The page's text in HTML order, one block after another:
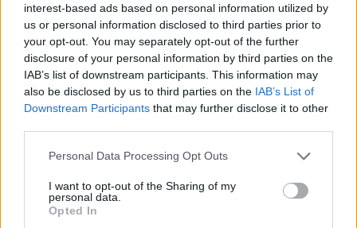
interest-based ads based on personal information utilized by
us or personal information disclosed to third parties prior to
your opt-out. You may separately opt-out of the further
disclosure of your personal information by third parties on the
IAB’s list of downstream participants. This information may
also be disclosed by us to third parties on the IAB’s List of
Downstream Participants that may further disclose it to other
Please note that this website/app uses one or more Google
not limited to your visit or usage behaviour. You may click to
grant or deny consent to Google and its third-party tags to
use your data for below specified purposes in below Google
Personal Data Processing Opt Outs
I want to opt-out of the Sharing of my
personal data.
Opted In
Lifestyle
EUROVISION
ΚΩΣΤΑΣ ΜΠΙΓΑΛΗΣ
Share:
Ακολουθήστε το Νewsit.gr στοGoogle Newsκαι